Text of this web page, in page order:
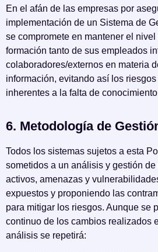
En el afán de las empresas por
implementación de un Sistema de
se compromete en mantener el
formación tanto de sus empleados
colaboradores/externos en materia
información, evitando así los
inherentes a la falta de
6. Metodología de
Todos los sistemas sujetos a esta
sometidos a un análisis y gestión
activos, amenazas y
expuestos y proponiendo las
para mitigar los riesgos. Aunque se
continuo de los cambios realizados
análisis se repetirá: